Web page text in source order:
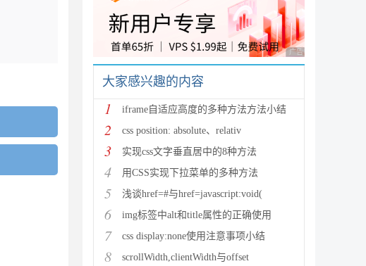
广告 商业广告，理性
大家感兴趣的内容
1 iframe自适应高度的多种方法方法小结
2 css position: absolute、relativ
3 实现css文字垂直居中的8种方法
4 用CSS实现下拉菜单的多种方法
5 浅谈href=#与href=javascript:void(
6 img标签中alt和title属性的正确使用
7 css display:none使用注意事项小结
8 scrollWidth,clientWidth与offset